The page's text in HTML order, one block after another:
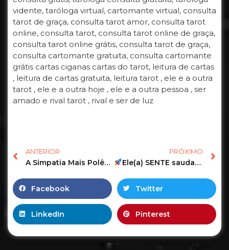
vidente, taróloga virtual, cartomante virtual, consulta
tarot de graça, consulta tarot amor, consulta tarot
online, consulta tarot, consulta tarot online de graça,
consulta tarot online grátis, consulta tarot de graça,
consulta cartomante gratuita, consulta cartomante
grátis cartas ciganas cartas do tarot, leitura de cartas
, leitura de cartas gratuita, leitura tarot , ele e a outra
tarot , ele e a outra hoje , ele e a outra pessoa , ser
amado e rival tarot , rival e ser de luz
ANTERIOR
A Simpatia Mais Polêmica do São João.
PRÓXIMO
Ele(a) SENTE saudades da CONEXÃO de vocês?
Facebook Twitter
LinkedIn Pinterest